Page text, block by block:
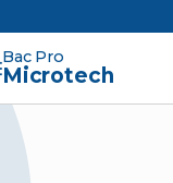
Bac Pro
Microtech